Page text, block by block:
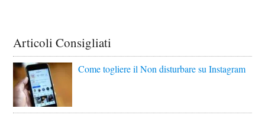
Articoli Consigliati
Come togliere il Non disturbare su Instagram